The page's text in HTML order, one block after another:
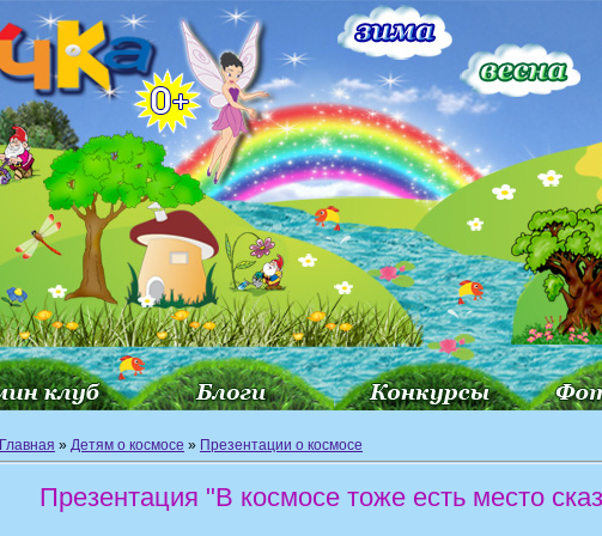
Главная » Детям о космосе » Презентации о космосе
Презентация "В космосе тоже есть место